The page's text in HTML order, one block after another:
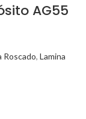
AG55
Roscado, Lamina